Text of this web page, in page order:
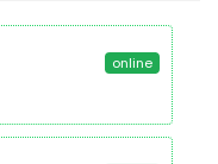
online